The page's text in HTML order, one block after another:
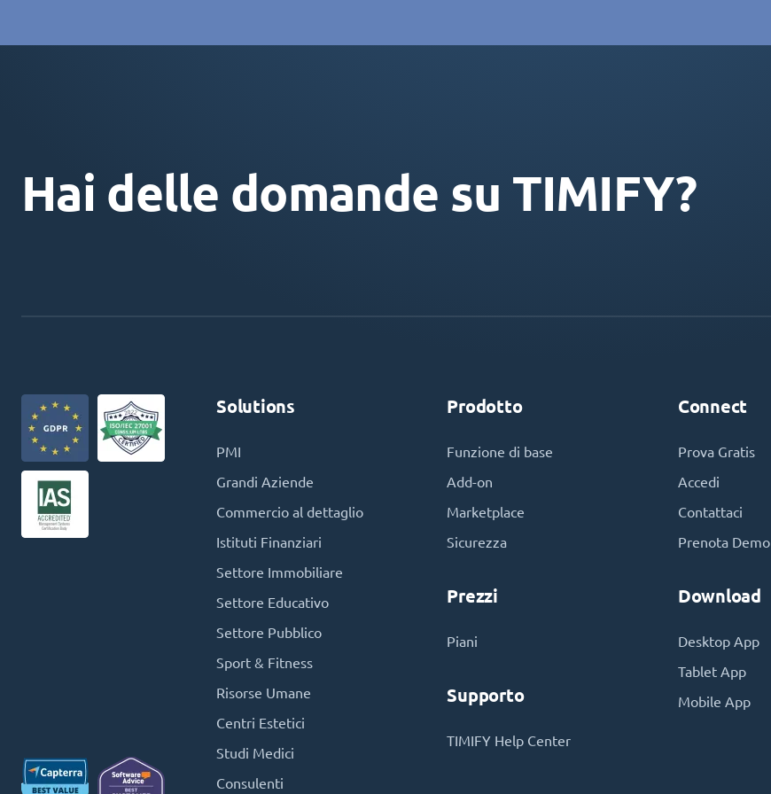
Hai delle domande su TIMIFY?
Solutions
PMI
Grandi Aziende
Commercio al dettaglio
Istituti Finanziari
Settore Immobiliare
Settore Educativo
Settore Pubblico
Sport & Fitness
Risorse Umane
Centri Estetici
Studi Medici
Consulenti
Prodotto
Funzione di base
Add-on
Marketplace
Sicurezza
Prezzi
Piani
Supporto
TIMIFY Help Center
Connect
Prova Gratis
Accedi
Contattaci
Prenota Demo
Download
Desktop App
Tablet App
Mobile App